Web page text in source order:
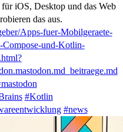
iOS, Desktop und das Web
das aus.
Apps-fuer-Mobilgeraete-
und-Kotlin-
#Kotlin
#news